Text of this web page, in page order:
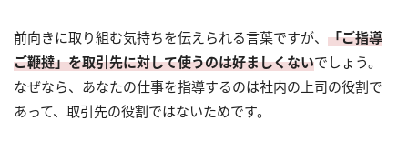
前向きに取り組む気持ちを伝えられる言葉ですが、 「ご指導
ご鞭撻」を取引先に対して使うのは好ましくないでしょう。
なぜなら、あなたの仕事を指導するのは社内の上司の役割で
あって、取引先の役割ではないためです。